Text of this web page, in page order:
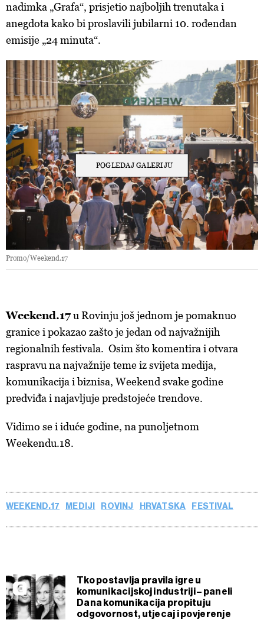
nadimka „Grafa“, prisjetio najboljih trenutaka i
anegdota kako bi proslavili jubilarni 10. rođendan
emisije „24 minuta“.
Promo/Weekend.17
POGLEDAJ GALERIJU
Weekend.17u Rovinju još jednom je pomaknuo
granice i pokazao zašto je jedan od najvažnijih
regionalnih festivala. Osim što komentira i otvara
raspravu na najvažnije teme iz svijeta medija,
komunikacija i biznisa, Weekend svake godine
predviđa i najavljuje predstojeće trendove.
Vidimo se i iduće godine, na punoljetnom
Weekendu.18.
WEEKEND.17 MEDIJI ROVINJ HRVATSKA FESTIVAL
Tko postavlja pravila igre u
komunikacijskoj industriji – paneli
Dana komunikacija propituju
odgovornost, utjecaj i povjerenje